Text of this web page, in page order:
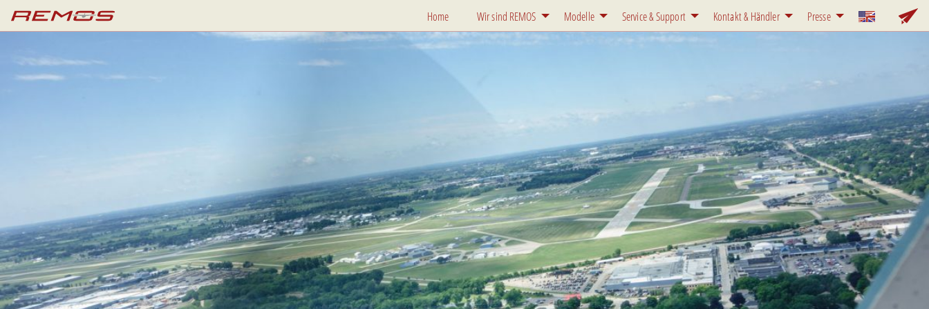
Home Wir sind REMOS Modelle Service & Support Kontakt & Händler Presse